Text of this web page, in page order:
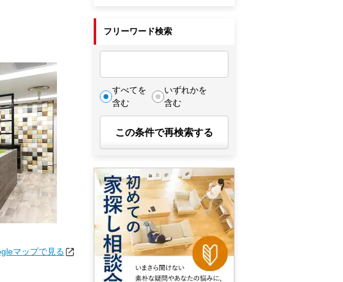
マップで見る
フリーワード検索
すべてを
含む
いずれかを
含む
この条件で再検索する